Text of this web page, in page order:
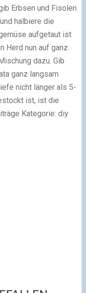
Erbsen und Fisolen
halbiere die
aufgetaut ist
Herd nun auf ganz
dazu. Gib
ganz langsam
nicht länger als 5-
ist, ist die
Kategorie: diy